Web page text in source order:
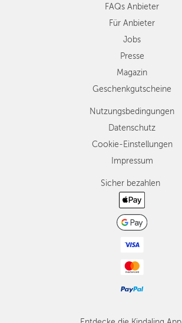
FAQs Anbieter
Für Anbieter
Jobs
Presse
Magazin
Geschenkgutscheine
Nutzungsbedingungen
Datenschutz
Cookie-Einstellungen
Impressum
Sicher bezahlen